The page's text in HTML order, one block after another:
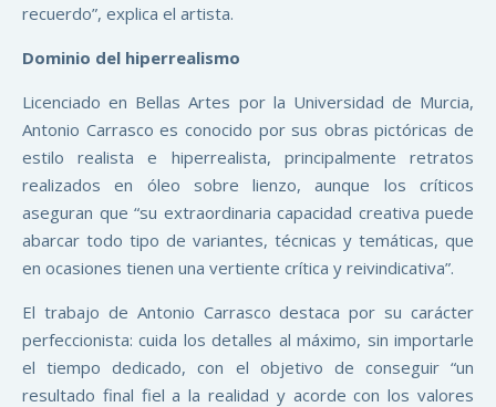
recuerdo”, explica el artista.
Dominio del hiperrealismo
Licenciado en Bellas Artes por la Universidad de Murcia,
Antonio Carrasco es conocido por sus obras pictóricas de
estilo realista e hiperrealista, principalmente retratos
realizados en óleo sobre lienzo, aunque los críticos
aseguran que “su extraordinaria capacidad creativa puede
abarcar todo tipo de variantes, técnicas y temáticas, que
en ocasiones tienen una vertiente crítica y reivindicativa”.
El trabajo de Antonio Carrasco destaca por su carácter
perfeccionista: cuida los detalles al máximo, sin importarle
el tiempo dedicado, con el objetivo de conseguir “un
resultado final fiel a la realidad y acorde con los valores